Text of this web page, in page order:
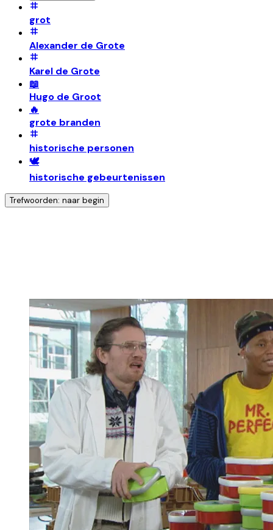
grot
Alexander de Grote
Karel de Grote
📖
Hugo de Groot
🔥
grote branden
historische personen
🕊️
historische gebeurtenissen
Trefwoorden: naar begin